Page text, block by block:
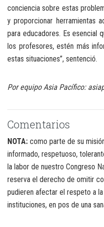
conciencia sobre estas
y proporcionar herramientas
para educadores. Es esencial
los profesores, estén más
estas situaciones”, sentenció.
Por equipo Asia Pacífico:
Comentarios
NOTA: como parte de su
informado, respetuoso,
la labor de nuestro Congreso
reserva el derecho de omitir
pudieren afectar el respeto a
instituciones, en pos de una